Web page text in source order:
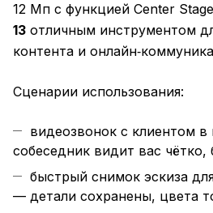
12 Мп с функцией Center
13 отличным инструментом
контента и
Сценарии использования:
видеозвонок с клиентом
собеседник видит вас чётко,
быстрый снимок эскиза
— детали сохранены, цвета